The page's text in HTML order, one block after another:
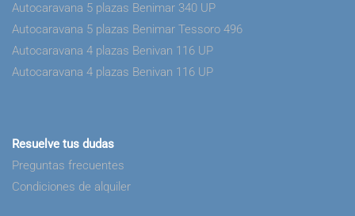
Autocaravana 5 plazas Benimar 340 UP
Autocaravana 5 plazas Benimar Tessoro 496
Autocaravana 4 plazas Benivan 116 UP
Autocaravana 4 plazas Benivan 116 UP
Resuelve tus dudas
Preguntas frecuentes
Condiciones de alquiler